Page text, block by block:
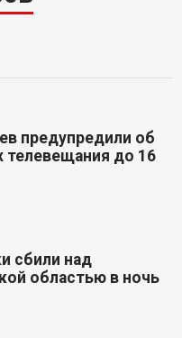
предупредили об
телевещания до 16
сбили над
областью в ночь